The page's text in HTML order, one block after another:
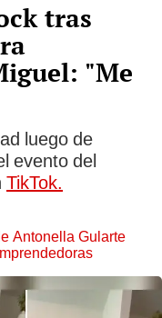
tras
"Me
luego de
evento del
TikTok.
Antonella Gularte